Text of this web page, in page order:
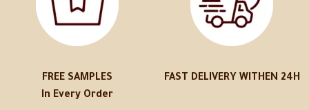
FREE SAMPLES
In Every Order
FAST DELIVERY WITHEN 24H